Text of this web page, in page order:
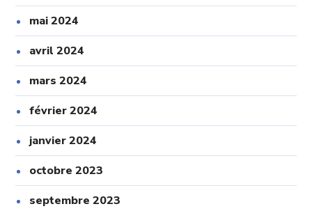
mai 2024
avril 2024
mars 2024
février 2024
janvier 2024
octobre 2023
septembre 2023